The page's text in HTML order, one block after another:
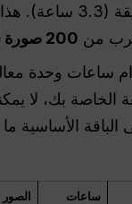
الأساسية 200 دقيقة
من 200 صورة شهرياً
ساعات وحدة
الخاصة بك، لا
الأساسية ما
ساعات
الصور